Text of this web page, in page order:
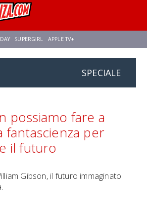
SUPERGIRL APPLE TV+
AVENGERS: DOOMSDAY
SPECIALE
possiamo fare a
fantascienza per
il futuro
Gibson, il futuro immaginato